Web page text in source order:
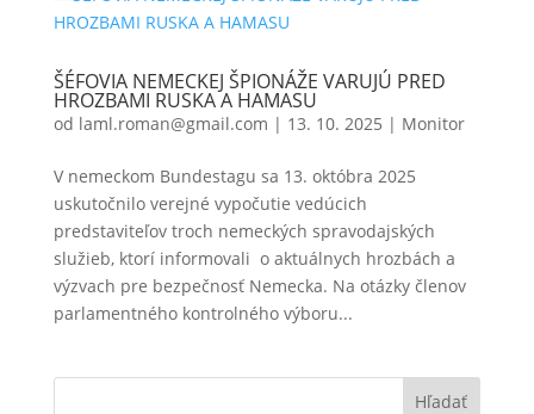
ŠÉFOVIA NEMECKEJ ŠPIONÁŽE VARUJÚ PRED
HROZBAMI RUSKA A HAMASU
od laml.roman@gmail.com | 13. 10. 2025 | Monitor
V nemeckom Bundestagu sa 13. októbra 2025
uskutočnilo verejné vypočutie vedúcich
predstaviteľov troch nemeckých spravodajských
služieb, ktorí informovali o aktuálnych hrozbách a
výzvach pre bezpečnosť Nemecka. Na otázky členov
parlamentného kontrolného výboru...
Hľadať